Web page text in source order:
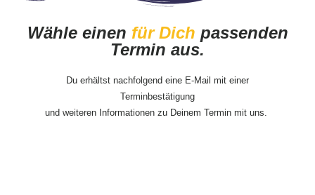
Wähle einen für Dich passenden
Termin aus.
Du erhältst nachfolgend eine E-Mail mit einer
Terminbestätigung
und weiteren Informationen zu Deinem Termin mit uns.